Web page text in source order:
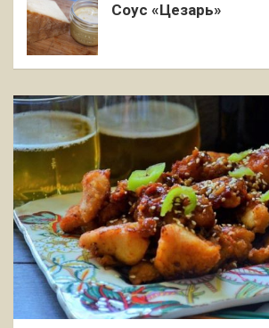
Соус «Цезарь»